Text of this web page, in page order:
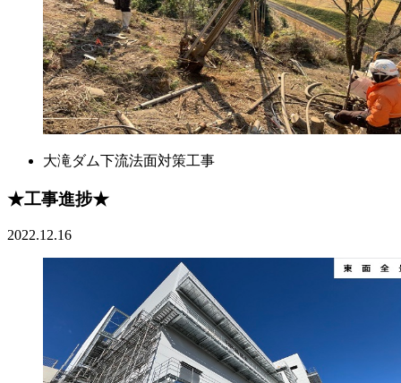
大滝ダム下流法面対策工事
★工事進捗★
2022.12.16